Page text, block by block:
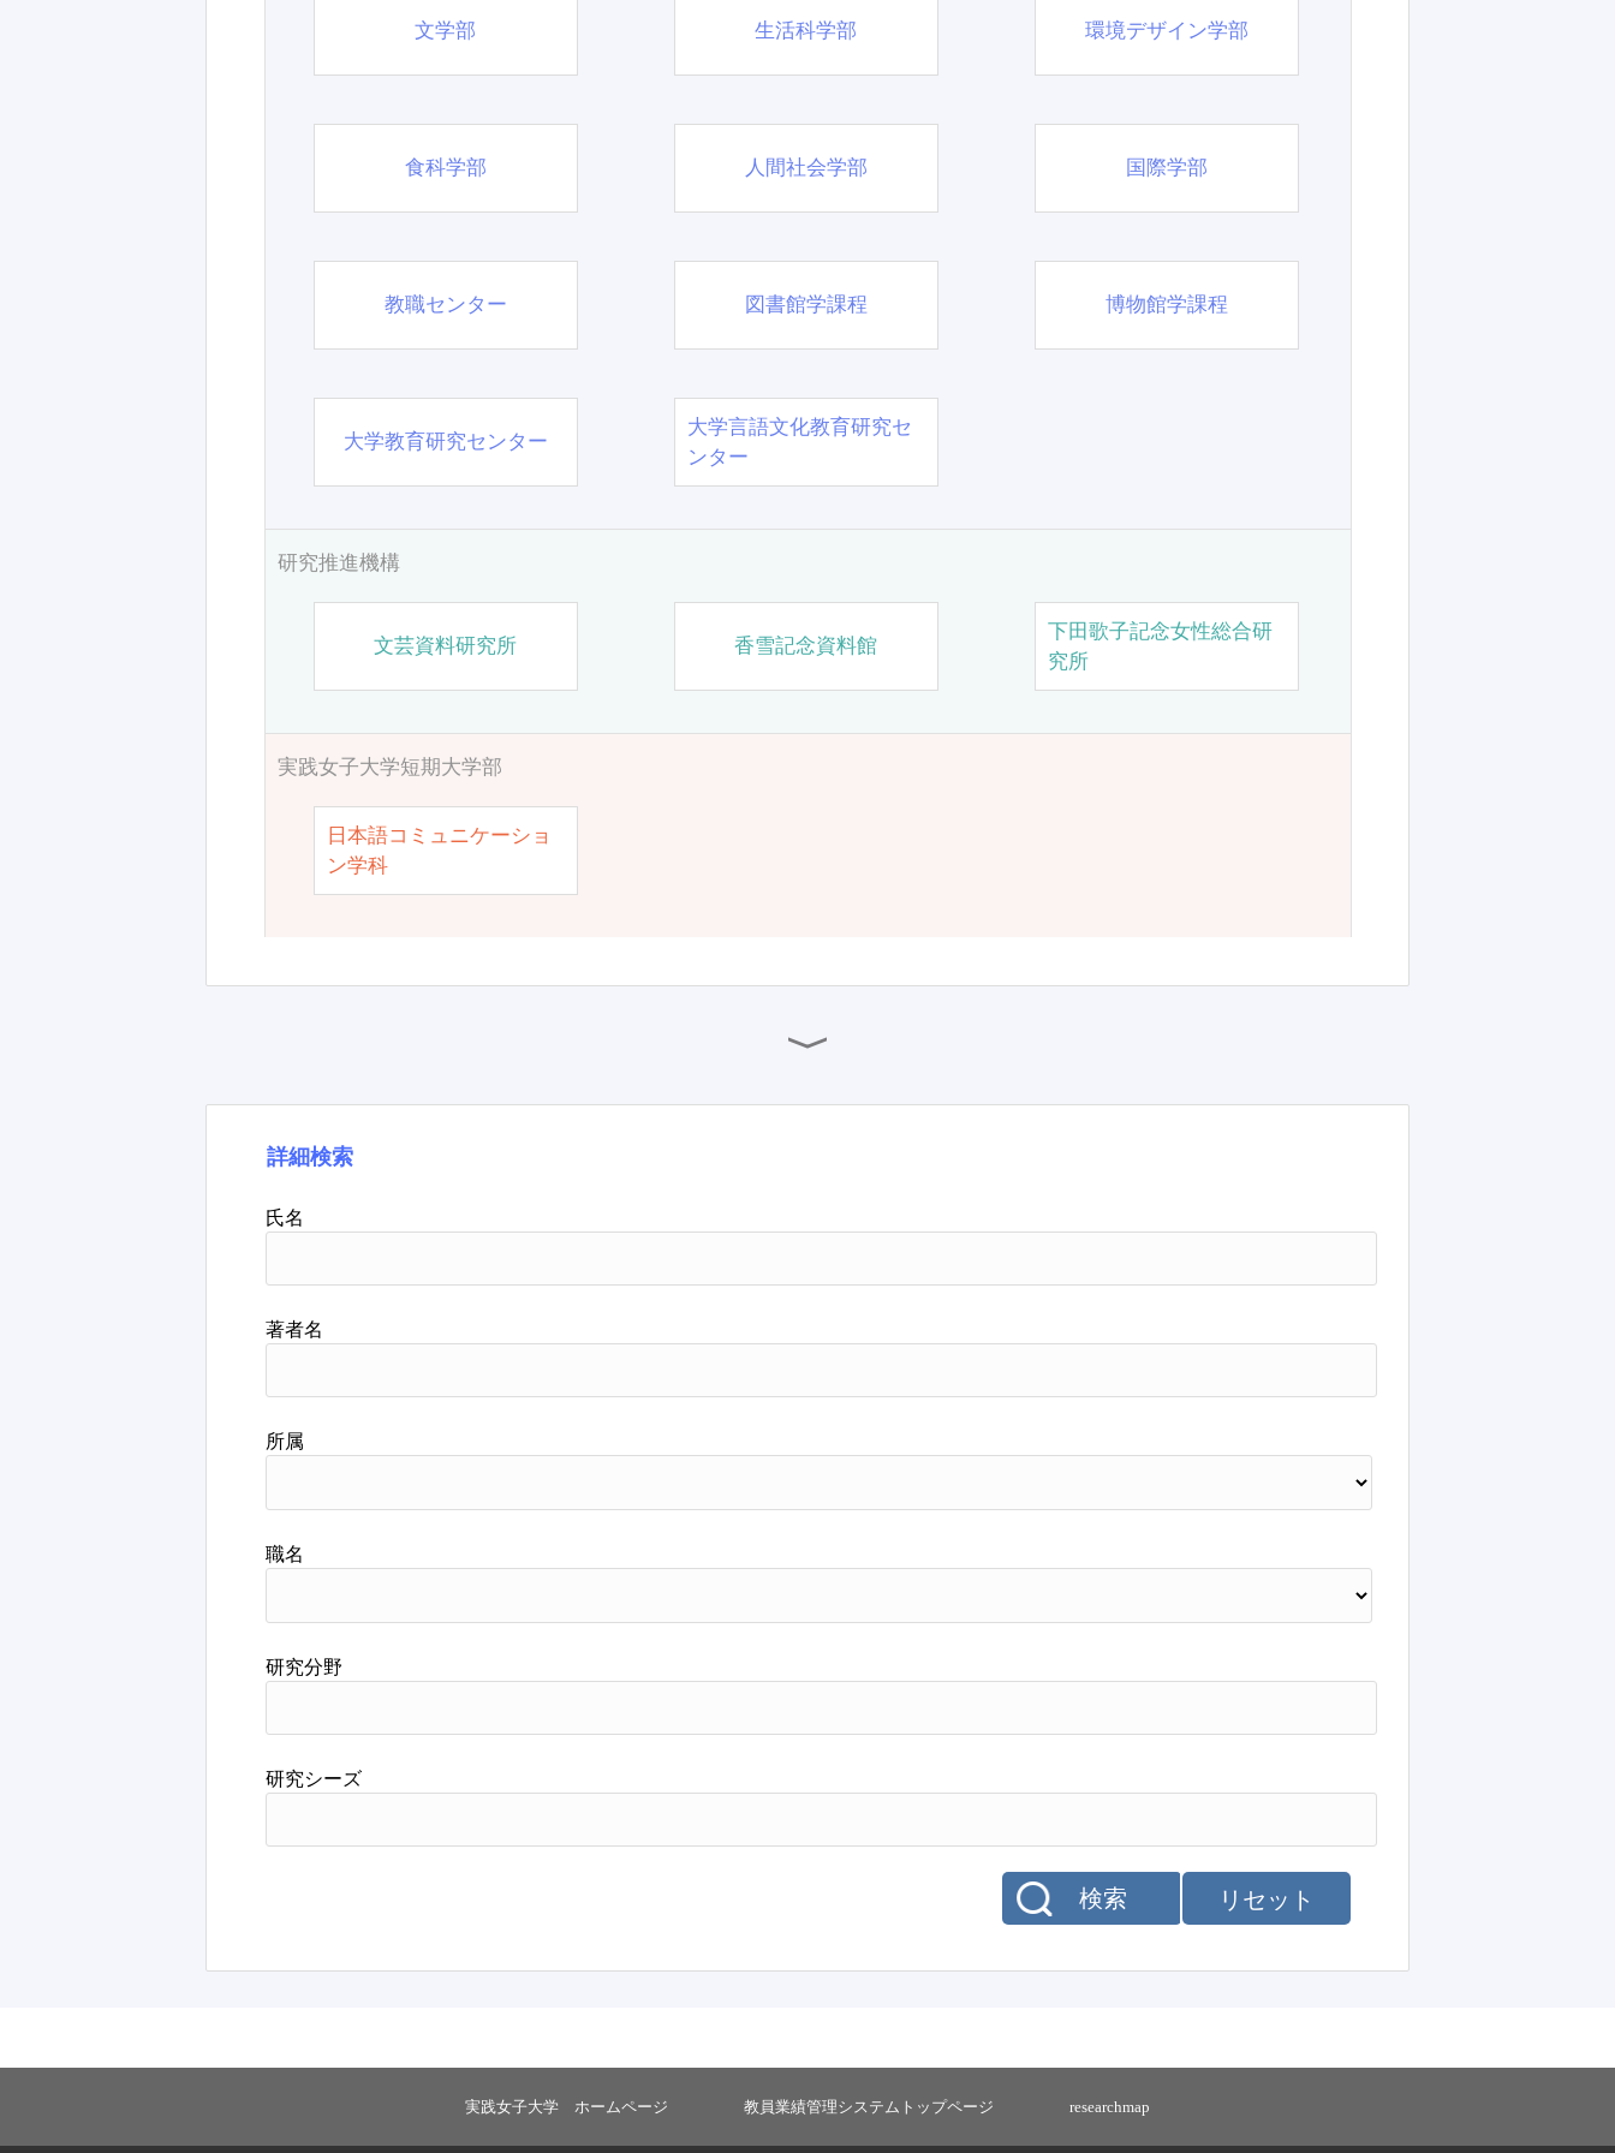
文学部 生活科学部 環境デザイン学部
食科学部 人間社会学部 国際学部
教職センター 図書館学課程 博物館学課程
大学教育研究センター
大学言語文化教育研究セ
ンター
研究推進機構
文芸資料研究所 香雪記念資料館
下田歌子記念女性総合研
究所
実践女子大学短期大学部
日本語コミュニケーショ
ン学科
詳細検索
氏名
著者名
所属
職名
研究分野
研究シーズ
リセット
検索
実践女子大学 ホームページ 教員業績管理システムトップページ researchmap